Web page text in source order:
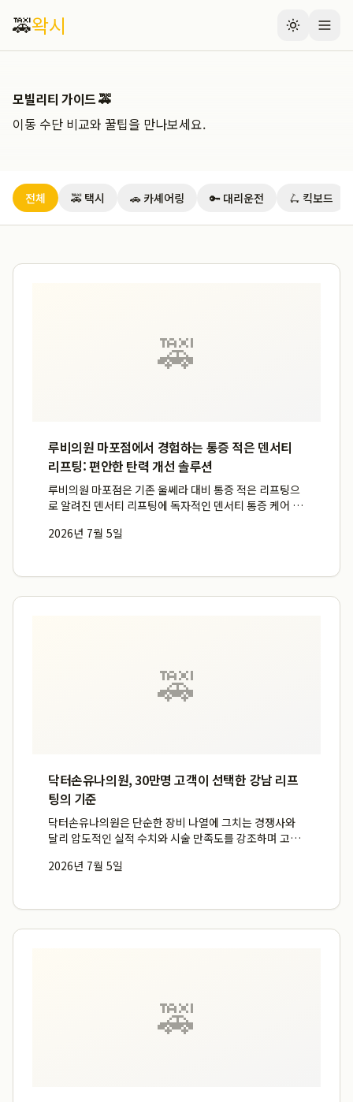
🚕왁시
모빌리티 가이드 🚕
이동 수단 비교와 꿀팁을 만나보세요.
전체 🚕 택시 🚗 카셰어링 🔑 대리운전 🛴 킥보드
🚕
루비의원 마포점에서 경험하는 통증 적은 덴서티
리프팅: 편안한 탄력 개선 솔루션
루비의원 마포점은 기존 울쎄라 대비 통증 적은 리프팅으
로 알려진 덴서티 리프팅에 독자적인 덴서티 통증 케어 시
수 있는 환경을 제공합니다. 특히 마포구 피부과 중에서도
2026년 7월 5일
🚕
닥터손유나의원, 30만명 고객이 선택한 강남 리프
팅의 기준
닥터손유나의원은 단순한 장비 나열에 그치는 경쟁사와
달리 압도적인 실적 수치와 시술 만족도를 강조하며 고객
기록하고 시술 만족도 95%를 달성한 닥터손유나의원은
2026년 7월 5일
🚕